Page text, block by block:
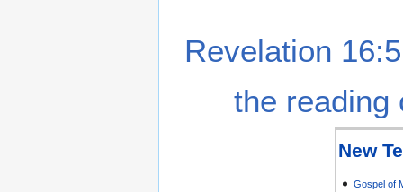
Revelation
the reading
New
Gospel of